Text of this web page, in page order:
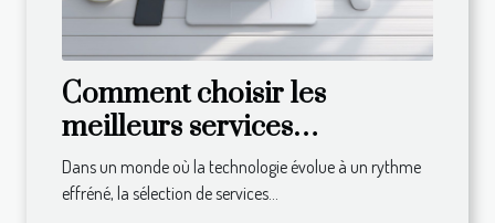
Comment choisir les
meilleurs services
informatiques pour votre
entreprise
Dans un monde où la technologie évolue à un rythme
effréné, la sélection de services...